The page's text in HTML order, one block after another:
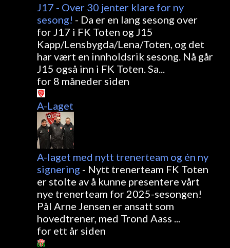
J17 - Over 30 jenter klare for ny
sesong! - Da er en lang sesong over
for J17 i FK Toten og J15
Kapp/Lensbygda/Lena/Toten, og det
har vært en innholdsrik sesong. Nå går
J15 også inn i FK Toten. Sa...
for 8 måneder siden
A-Laget
A-laget med nytt trenerteam og én ny
signering - Nytt trenerteam FK Toten
er stolte av å kunne presentere vårt
nye trenerteam for 2025-sesongen!
Pål Arne Jensen er ansatt som
hovedtrener, med Trond Aass ...
for ett år siden